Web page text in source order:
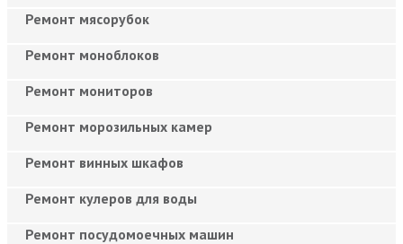
Ремонт мясорубок
Ремонт моноблоков
Ремонт мониторов
Ремонт морозильных камер
Ремонт винных шкафов
Ремонт кулеров для воды
Ремонт посудомоечных машин